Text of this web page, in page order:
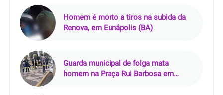
Homem é morto a tiros na subida da
Renova, em Eunápolis (BA)
Guarda municipal de folga mata
homem na Praça Rui Barbosa em